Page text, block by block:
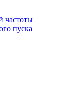
частоты
пуска